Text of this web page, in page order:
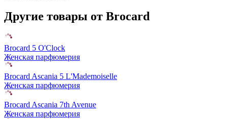
Другие товары от Brocard
Brocard 5 O'Clock
Женская парфюмерия
Brocard Ascania 5 L'Mademoiselle
Женская парфюмерия
Brocard Ascania 7th Avenue
Женская парфюмерия